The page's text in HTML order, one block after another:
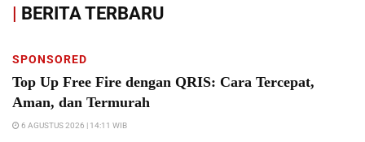
| BERITA TERBARU
SPONSORED
Top Up Free Fire dengan QRIS: Cara Tercepat,
Aman, dan Termurah
6 AGUSTUS 2026 | 14:11 WIB